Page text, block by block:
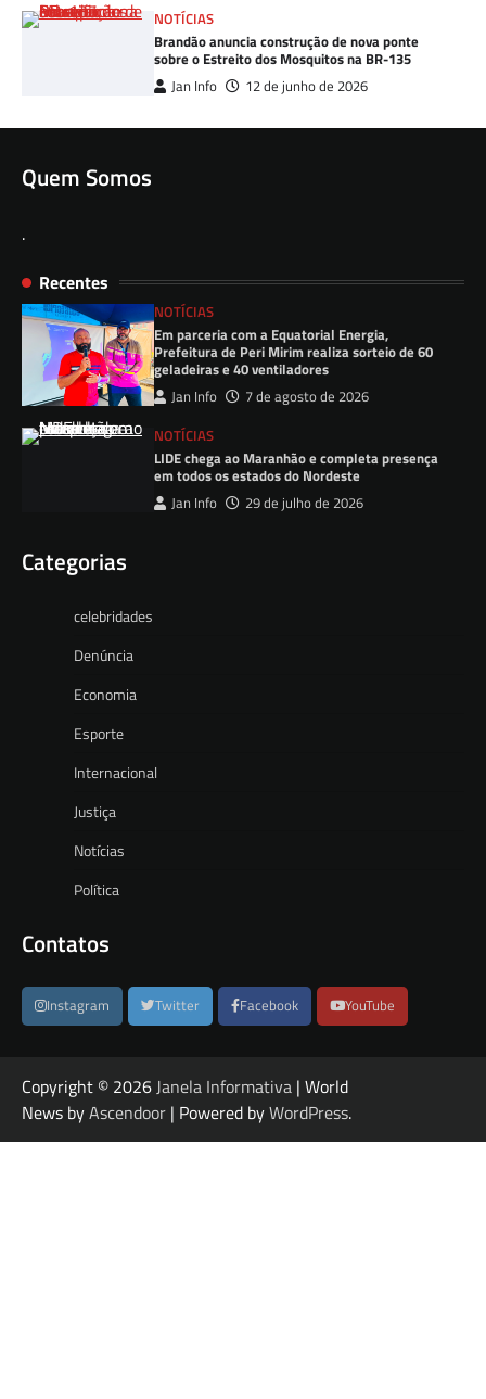
NOTÍCIAS
Brandão anuncia construção de nova ponte
sobre o Estreito dos Mosquitos na BR-135
Jan Info 12 de junho de 2026
Quem Somos
.
Recentes
NOTÍCIAS
Em parceria com a Equatorial Energia,
Prefeitura de Peri Mirim realiza sorteio de 60
geladeiras e 40 ventiladores
Jan Info
7 de agosto de 2026
NOTÍCIAS
LIDE chega ao Maranhão e completa presença
em todos os estados do Nordeste
Jan Info 29 de julho de 2026
Categorias
celebridades
Denúncia
Economia
Esporte
Internacional
Justiça
Notícias
Política
Contatos
Instagram Twitter Facebook YouTube
Copyright © 2026Janela Informativa | World
News byAscendoor | Powered byWordPress.